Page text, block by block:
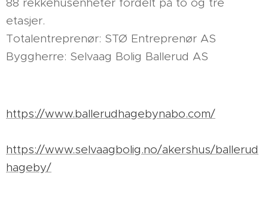
88 rekkehusenheter fordelt på to og tre
etasjer.
Totalentreprenør: STØ Entreprenør AS
Byggherre: Selvaag Bolig Ballerud AS
https://www.ballerudhagebynabo.com/
https://www.selvaagbolig.no/akershus/ballerud
hageby/